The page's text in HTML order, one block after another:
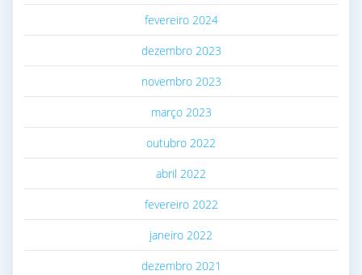
fevereiro 2024
dezembro 2023
novembro 2023
março 2023
outubro 2022
abril 2022
fevereiro 2022
janeiro 2022
dezembro 2021